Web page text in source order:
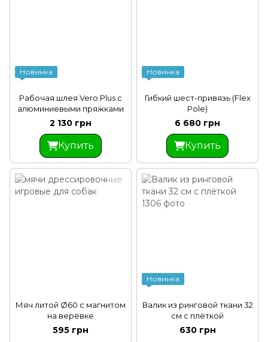
Новинка
Рабочая шлея Vero Plus с
алюминиевыми пряжками
2 130 грн
Купить
Новинка
Гибкий шест-привязь (Flex
Pole)
6 680 грн
Купить
Мяч литой Ø60 с магнитом
на верёвке
595 грн
Новинка
Валик из ринговой ткани 32
см с плёткой
630 грн